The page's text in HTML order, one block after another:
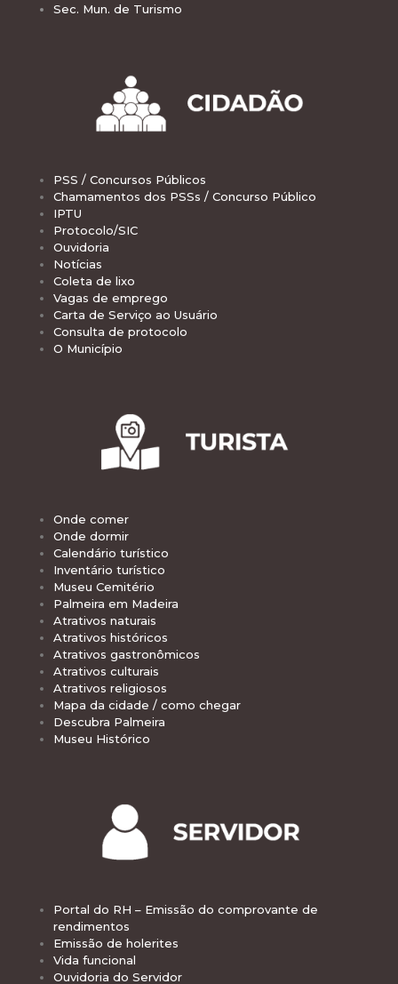
Sec. Mun. de Turismo
PSS / Concursos Públicos
Chamamentos dos PSSs / Concurso Público
IPTU
Protocolo/SIC
Ouvidoria
Notícias
Coleta de lixo
Vagas de emprego
Carta de Serviço ao Usuário
Consulta de protocolo
O Município
Onde comer
Onde dormir
Calendário turístico
Inventário turístico
Museu Cemitério
Palmeira em Madeira
Atrativos naturais
Atrativos históricos
Atrativos gastronômicos
Atrativos culturais
Atrativos religiosos
Mapa da cidade / como chegar
Descubra Palmeira
Museu Histórico
Portal do RH – Emissão do comprovante de
rendimentos
Emissão de holerites
Vida funcional
Ouvidoria do Servidor